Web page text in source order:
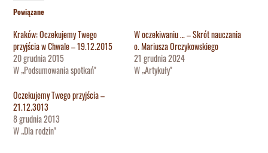
Powiązane
Kraków: Oczekujemy Twego
przyjścia w Chwale – 19.12.2015
20 grudnia 2015
W „Podsumowania spotkań"
W oczekiwaniu … – Skrót nauczania
o. Mariusza Orczykowskiego
21 grudnia 2024
W „Artykuły"
Oczekujemy Twego przyjścia –
21.12.3013
8 grudnia 2013
W „Dla rodzin"